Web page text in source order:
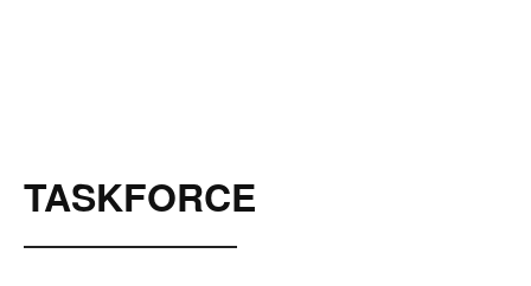
TASKFORCE